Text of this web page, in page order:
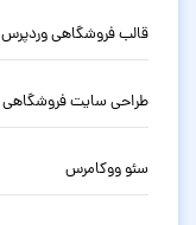
قالب فروشگاهی وردپرس
طراحی سایت فروشگاهی
سئو ووکامرس